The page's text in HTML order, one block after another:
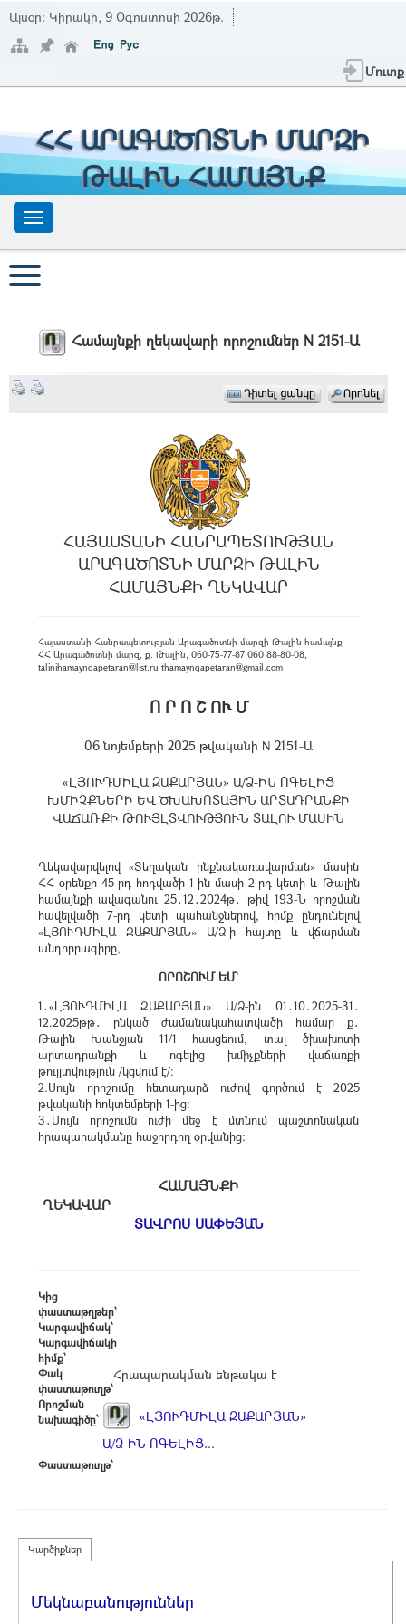
Այսօր: Կիրակի, 9 Օգոստոսի 2026թ.
Մուտք
ՀՀ ԱՐԱԳԱԾՈՏՆԻ ՄԱՐԶԻ
ԹԱԼԻՆ ՀԱՄԱՅՆՔ
Համայնքի ղեկավարի որոշումներ N 2151-Ա
ՀԱՅԱՍՏԱՆԻ ՀԱՆՐԱՊԵՏՈՒԹՅԱՆ
ԱՐԱԳԱԾՈՏՆԻ ՄԱՐԶԻ ԹԱԼԻՆ
ՀԱՄԱՅՆՔԻ ՂԵԿԱՎԱՐ
Հայաստանի Հանրապետության Արագածոտնի մարզի Թալին համայնք
ՀՀ Արագածոտնի մարզ, ք. Թալին, 060-75-77-87 060 88-80-08,
talinihamaynqapetaran@list.ru thamaynqapetaran@gmail.com
Ո Ր Ո Շ ՈՒ Մ
06 նոյեմբերի 2025 թվականի N 2151-Ա
«ԼՅՈՒԴՄԻԼԱ ԶԱՔԱՐՅԱՆ» Ա/Ձ-ԻՆ ՈԳԵԼԻՑ
ԽՄԻՉՔՆԵՐԻ ԵՎ ԾԽԱԽՈՏԱՅԻՆ ԱՐՏԱԴՐԱՆՔԻ
ՎԱՃԱՌՔԻ ԹՈՒՅԼՏՎՈՒԹՅՈՒՆ ՏԱԼՈՒ ՄԱՍԻՆ
Ղեկավարվելով «Տեղական ինքնակառավարման» մասին
ՀՀ օրենքի 45-րդ հոդվածի 1-ին մասի 2-րդ կետի և Թալին
համայնքի ավագանու 25․12․2024թ․ թիվ 193-Ն որոշման
հավելվածի 7-րդ կետի պահանջներով, հիմք ընդունելով
«ԼՅՈՒԴՄԻԼԱ ԶԱՔԱՐՅԱՆ» Ա/Ձ-ի հայտը և վճարման
անդորրագիրը,
ՈՐՈՇՈՒՄ ԵՄ`
1․«ԼՅՈՒԴՄԻԼԱ ԶԱՔԱՐՅԱՆ» Ա/Ձ-ին 01․10․2025-31․
12.2025թթ․ ընկած ժամանակահատվածի համար ք․
Թալին Խանջյան 11/1 հասցեում, տալ ծխախոտի
արտադրանքի և ոգելից խմիչքների վաճառքի
թույլտվություն /կցվում է/:
2.Սույն որոշումը հետադարձ ուժով գործում է 2025
թվականի հոկտեմբերի 1-ից։
3․Սույն որոշումն ուժի մեջ է մտնում պաշտոնական
հրապարակմանը հաջորդող օրվանից։
ՀԱՄԱՅՆՔԻ
ՂԵԿԱՎԱՐ
ՏԱՎՐՈՍ ՍԱՓԵՅԱՆ
Կից
փաստաթղթեր՝
Կարգավիճակ՝
Կարգավիճակի
հիմք՝
Փակ
փաստաթուղթ՝
Հրապարակման ենթակա է
Որոշման
նախագիծը՝
«ԼՅՈՒԴՄԻԼԱ ԶԱՔԱՐՅԱՆ»
Ա/Ձ-ԻՆ ՈԳԵԼԻՑ...
Փաստաթուղթ՝
Կարծիքներ
Մեկնաբանություններ